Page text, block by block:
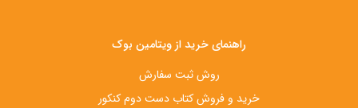
راهنمای خرید از ویتامین بوک
روش ثبت سفارش
خرید و فروش کتاب دست‌ دوم کنکور